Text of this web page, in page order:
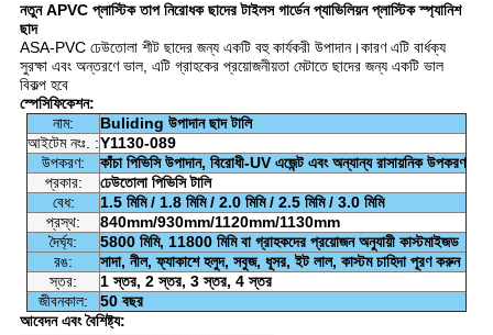
নতুন APVC প্লাস্টিক তাপ নিরোধক ছাদের টাইলস গার্ডেন প্যাভিলিয়ন প্লাস্টিক স্প্যানিশ
ছাদ
ASA-PVC ঢেউতোলা শীট ছাদের জন্য একটি বহু কার্যকরী উপাদান।কারণ এটি বার্ধক্য
সুরক্ষা এবং অন্তরণে ভাল, এটি গ্রাহকের প্রয়োজনীয়তা মেটাতে ছাদের জন্য একটি ভাল
বিকল্প হবে
স্পেসিফিকেশন:
নাম:
Buliding উপাদান ছাদ টালি
আইটেম নংঃ. :Y1130-089
উপকরণ:
কাঁচা পিভিসি উপাদান, বিরোধী-UV এজেন্ট এবং অন্যান্য রাসায়নিক উপকরণ
প্রকার:
ঢেউতোলা পিভিসি টালি
বেধ:
1.5 মিমি / 1.8 মিমি / 2.0 মিমি / 2.5 মিমি / 3.0 মিমি
প্রস্থ:
840mm/930mm/1120mm/1130mm
দৈর্ঘ্য:
5800 মিমি, 11800 মিমি বা গ্রাহকদের প্রয়োজন অনুযায়ী কাস্টমাইজড
রঙ:
সাদা, নীল, ফ্যাকাশে হলুদ, সবুজ, ধূসর, ইট লাল, কাস্টম চাহিদা পূরণ করুন
স্তর:
1 স্তর, 2 স্তর, 3 স্তর, 4 স্তর
জীবনকাল:
50 বছর
আবেদন এবং বৈশিষ্ট্য: